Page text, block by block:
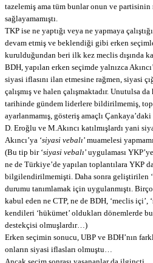
tazelemiş ama tüm bunlar onun ve
sağlayamamıştı.
TKP ise ne yaptığı veya ne yapmaya
devam etmiş ve beklendiği gibi erken
kurulduğundan beri ilk kez meclis dışında
BDH, yapılan erken seçimde yalnızca
siyasi iflasını ilan etmesine rağmen, siyasi
çalışmış ve halen çalışmaktadır. Unutulsa
tarihinde gündem liderlere bildirilmemiş,
ayarlanmamış, gösteriş amaçlı
D. Eroğlu ve M.Akıncı katılmışlardı yani
Akıncı’ya ‘siyasi vebalı’ muamelesi
(Bu tip bir ‘siyasi vebalı’ uygulaması
ne de Türkiye’de yapılan toplantılara YKP
bilgilendirilmemişti. Daha sonra geliştirilen
durumu tanımlamak için uygulanmıştı.
kabul eden ne CTP, ne de BDH, ‘meclis içi’,
kendileri ‘hükümet’ oldukları dönemlerde
destekçisi olmuşlardır…)
Erken seçimin sonucu, UBP ve BDH’nın
onların siyasi iflasları olmuştu…